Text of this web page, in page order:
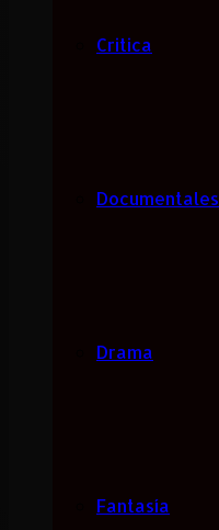
Critica
Documentales
Drama
Fantasía